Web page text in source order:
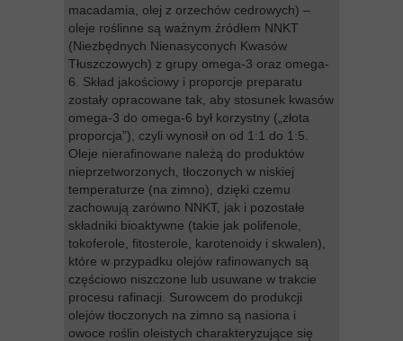
macadamia, olej z orzechów cedrowych) –
oleje roślinne są ważnym źródłem NNKT
(Niezbędnych Nienasyconych Kwasów
Tłuszczowych) z grupy omega-3 oraz omega-
6. Skład jakościowy i proporcje preparatu
zostały opracowane tak, aby stosunek kwasów
omega-3 do omega-6 był korzystny („złota
proporcja”), czyli wynosił on od 1:1 do 1:5.
Oleje nierafinowane należą do produktów
nieprzetworzonych, tłoczonych w niskiej
temperaturze (na zimno), dzięki czemu
zachowują zarówno NNKT, jak i pozostałe
składniki bioaktywne (takie jak polifenole,
tokoferole, fitosterole, karotenoidy i skwalen),
które w przypadku olejów rafinowanych są
częściowo niszczone lub usuwane w trakcie
procesu rafinacji. Surowcem do produkcji
olejów tłoczonych na zimno są nasiona i
owoce roślin oleistych charakteryzujące się